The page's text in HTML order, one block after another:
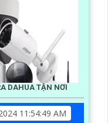
DAHUA TẬN NƠI
11:54:49 AM